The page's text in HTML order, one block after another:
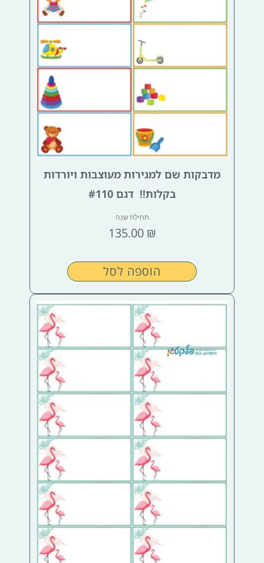
מדבקות שם למגירות מעוצבות ויורדות
בקלות!! דגם #110
תחילת שנה
135.00 ₪
הוספה לסל